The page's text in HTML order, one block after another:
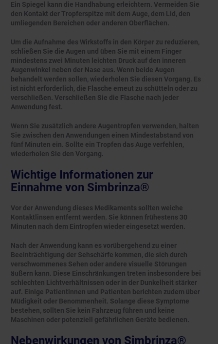
Ein Spiegel kann die Handhabung erleichtern. Vermeiden Sie
den Kontakt der Tropferspitze mit dem Auge, dem Lid, den
umliegenden Bereichen oder anderen Oberflächen.
Um die Aufnahme des Wirkstoffs in den Körper zu reduzieren,
schließen Sie die Augen und üben Sie mit einem Finger
mindestens zwei Minuten leichten Druck auf den inneren
Augenwinkel neben der Nase aus. Wenn beide Augen
behandelt werden sollen, wiederholen Sie diesen Vorgang. Es
ist nicht erforderlich, die Flasche erneut zu schütteln oder zu
verschließen. Verschließen Sie die Flasche nach jeder
Anwendung fest.
Wenn Sie zusätzlich andere Augentropfen verwenden, halten
Sie zwischen den Anwendungen einen Mindestabstand von
fünf Minuten ein. Sollte ein Tropfen das Auge verfehlen,
wiederholen Sie den Vorgang.
Wichtige Informationen zur
Einnahme von Simbrinza®
Vor der Anwendung dieses Medikaments sollten weiche
Kontaktlinsen entfernt werden. Sie können frühestens 30
Minuten nach dem Eintropfen wieder eingesetzt werden.
Nach der Anwendung kann es vorübergehend zu einer
Beeinträchtigung der Sehschärfe kommen, die sich durch
verschwommenes Sehen oder andere visuelle Störungen
äußern kann. Diese Einschränkungen treten insbesondere bei
schlechten Lichtverhältnissen oder in der Dunkelheit stärker
auf. Einige Patientinnen und Patienten berichten zudem über
Müdigkeit oder Benommenheit. Solange diese Symptome
bestehen, sollten Sie kein Fahrzeug führen und keine
Maschinen oder potenziell gefährlichen Geräte bedienen.
Nebenwirkungen von Simbrinza®